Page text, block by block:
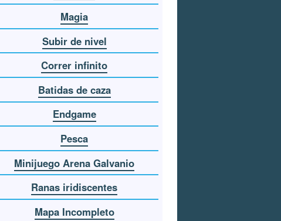
Magia
Subir de nivel
Correr infinito
Batidas de caza
Endgame
Pesca
Minijuego Arena Galvanio
Ranas iridiscentes
Mapa Incompleto